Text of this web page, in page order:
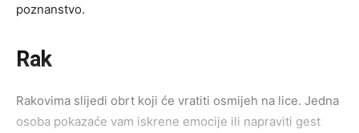
poznanstvo.
Rak
Rakovima slijedi obrt koji će vratiti osmijeh na lice. Jedna
osoba pokazaće vam iskrene emocije ili napraviti gest